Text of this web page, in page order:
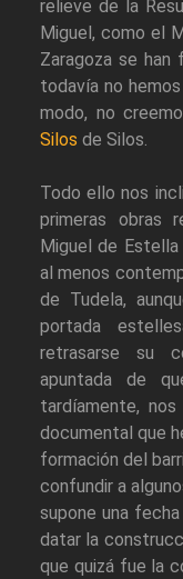
relieve de la
Miguel, como el
Zaragoza se han
todavía no
modo, no
Silos de Silos.
Todo ello nos
primeras obras
Miguel de
al menos
de Tudela,
portada
retrasarse su
apuntada de
tardíamente,
documental que
formación del
confundir a
supone una
datar la
que quizá fue la